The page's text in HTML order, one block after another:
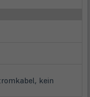
kein